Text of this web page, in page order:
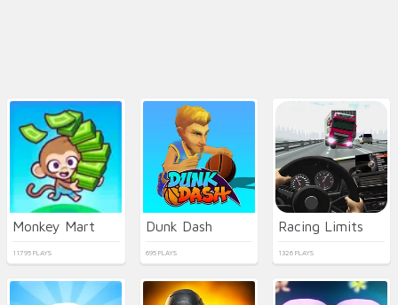
Monkey Mart
11795 PLAYS
Dunk Dash
695 PLAYS
Racing Limits
1326 PLAYS